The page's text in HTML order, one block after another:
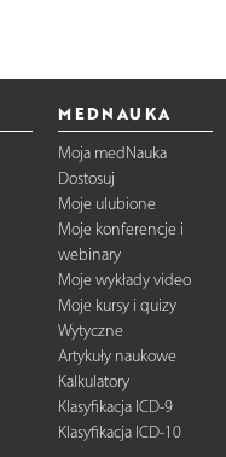
MEDNAUKA
Moja medNauka
Dostosuj
Moje ulubione
Moje konferencje i
webinary
Moje wykłady video
Moje kursy i quizy
Wytyczne
Artykuły naukowe
Kalkulatory
Klasyfikacja ICD-9
Klasyfikacja ICD-10